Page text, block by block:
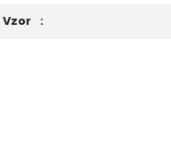
Vzor :